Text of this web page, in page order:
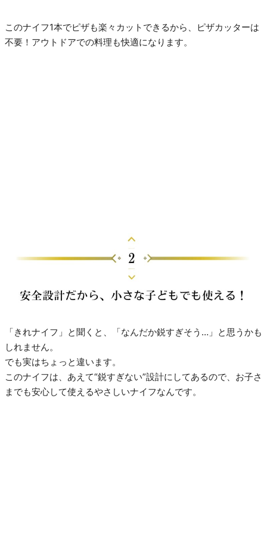
このナイフ1本でピザも楽々カットできるから、ピザカッターは
不要！アウトドアでの料理も快適になります。
「きれナイフ」と聞くと、「なんだか鋭すぎそう…」と思うかも
しれません。
でも実はちょっと違います。
このナイフは、あえて“鋭すぎない”設計にしてあるので、お子さ
までも安心して使えるやさしいナイフなんです。